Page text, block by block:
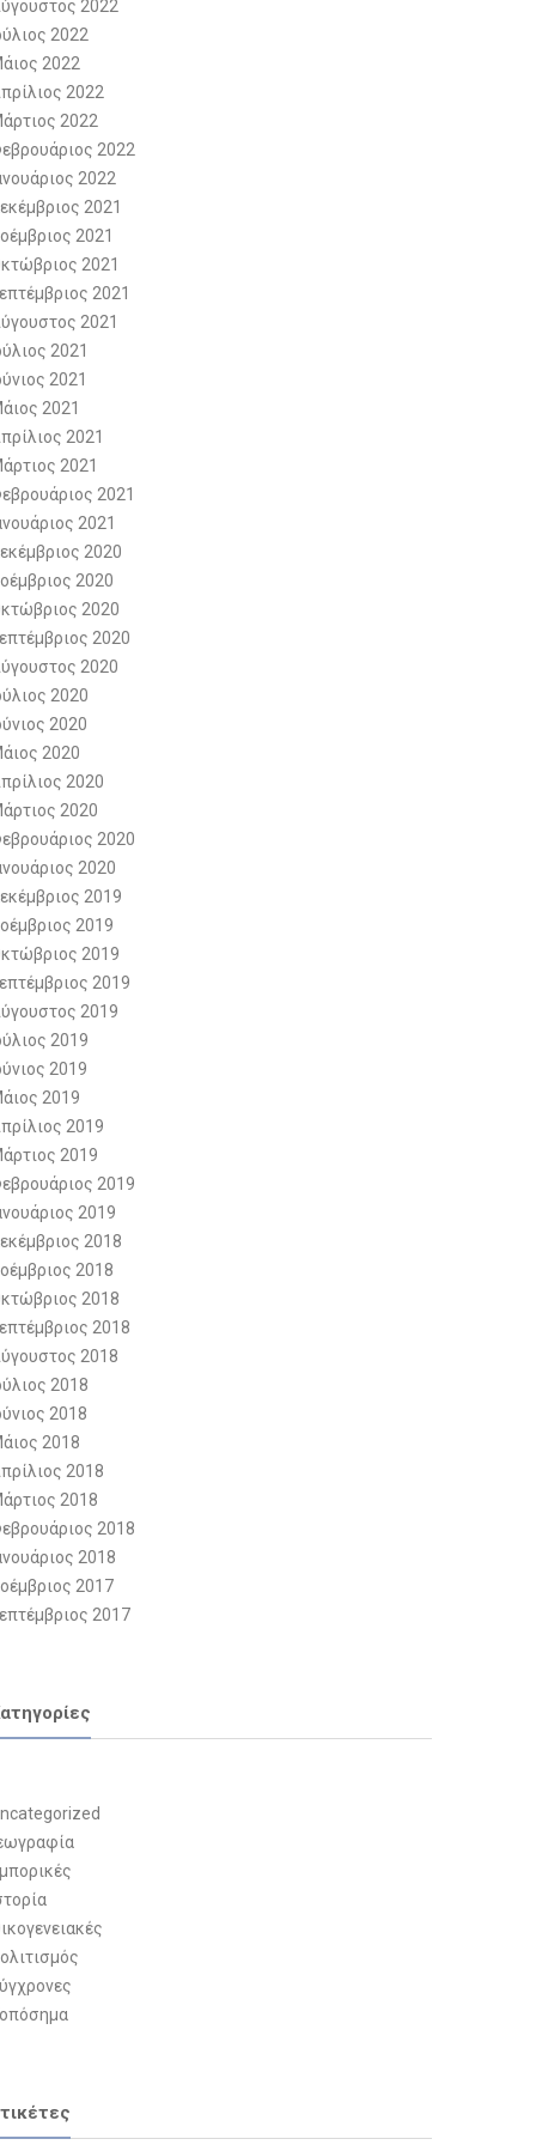
2022
2022
2022
2022
2022
2022
2022
2021
2021
2021
2021
2021
2021
2021
2021
2021
2021
2021
2021
2020
2020
2020
2020
2020
2020
2020
2020
2020
2020
2020
2020
2019
2019
2019
2019
2019
2019
2019
2019
2019
2019
2019
2019
2018
2018
2018
2018
2018
2018
2018
2018
2018
2018
2018
2018
2017
2017